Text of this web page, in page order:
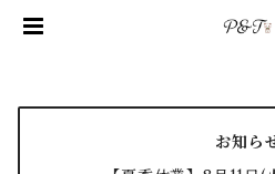
お知ら